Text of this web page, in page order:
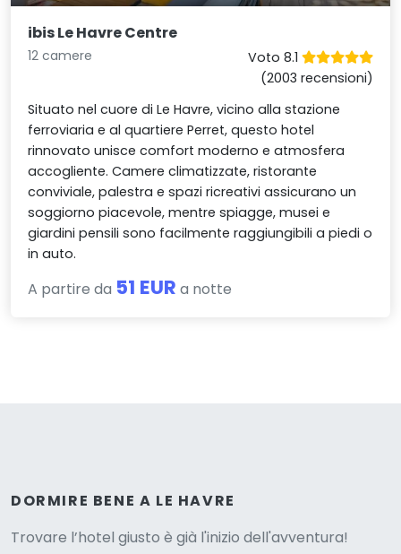
ibis Le Havre Centre
12 camere
Voto 8.1
(2003 recensioni)
Situato nel cuore di Le Havre, vicino alla stazione
ferroviaria e al quartiere Perret, questo hotel
rinnovato unisce comfort moderno e atmosfera
accogliente. Camere climatizzate, ristorante
conviviale, palestra e spazi ricreativi assicurano un
soggiorno piacevole, mentre spiagge, musei e
giardini pensili sono facilmente raggiungibili a piedi o
in auto.
A partire da 51 EUR a notte
DORMIRE BENE A LE HAVRE
Trovare l’hotel giusto è già l'inizio dell'avventura!